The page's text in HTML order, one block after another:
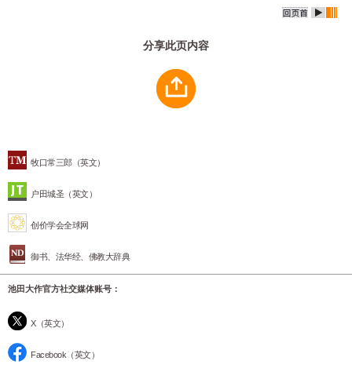
牧口常三郎（英文）
户田城圣（英文）
创价学会全球网
御书、法华经、佛教大辞典
池田大作官方社交媒体账号：
X（英文）
Facebook（英文）
分享此页内容